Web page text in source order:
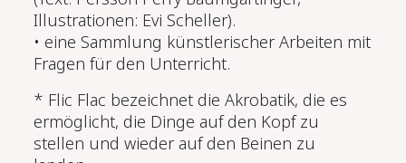
Illustrationen: Evi Scheller).
• eine Sammlung künstlerischer Arbeiten mit
Fragen für den Unterricht.
* Flic Flac bezeichnet die Akrobatik, die es
ermöglicht, die Dinge auf den Kopf zu
stellen und wieder auf den Beinen zu